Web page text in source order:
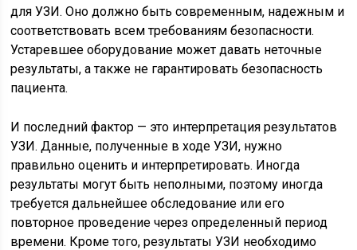
для УЗИ. Оно должно быть современным, надежным и
соответствовать всем требованиям безопасности.
Устаревшее оборудование может давать неточные
результаты, а также не гарантировать безопасность
пациента.
И последний фактор — это интерпретация результатов
УЗИ. Данные, полученные в ходе УЗИ, нужно
правильно оценить и интерпретировать. Иногда
результаты могут быть неполными, поэтому иногда
требуется дальнейшее обследование или его
повторное проведение через определенный период
времени. Кроме того, результаты УЗИ необходимо